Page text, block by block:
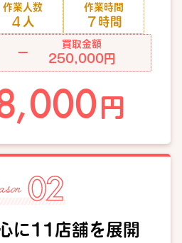
作業人数
４人
作業時間
７時間
ー
買取金額
250,000円
円
に11店舗を展開